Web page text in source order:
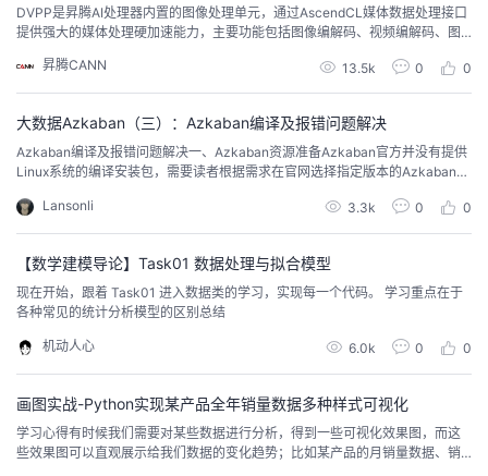
页
开
发
者
我
博
客
的
论
坛
我
的
圈
子
我
的
直
我
的
我
DVPP是昇腾AI处理器内置的图像处理单元，通过AscendCL媒体数据处理接口
提供强大的媒体处理硬加速能力，主要功能包括图像编解码、视频编解码、图
因分析及解决方法。
昇腾CANN 13.5k 0 0
大数据Azkaban（三）：Azkaban编译及报错问题解决
​Azkaban编译及报错问题解决一、Azkaban资源准备Azkaban官方并没有提供
Linux系统的编译安装包，需要读者根据需求在官网选择指定版本的Azkaban源
com/azkaban/azkaban，读者可以使用Git工具拉取或者直接下载ZIP压缩包。
编译Azkaban...
Lansonli 3.3k 0 0
【数学建模导论】Task01 数据处理与拟合模型
现在开始，跟着 Task01 进入数据类的学习，实现每一个代码。 学习重点在于
各种常见的统计分析模型的区别总结
机动人心 6.0k 0 0
画图实战-Python实现某产品全年销量数据多种样式可视化
学习心得有时候我们需要对某些数据进行分析，得到一些可视化效果图，而这
些效果图可以直观展示给我们数据的变化趋势；比如某产品的月销量数据、销